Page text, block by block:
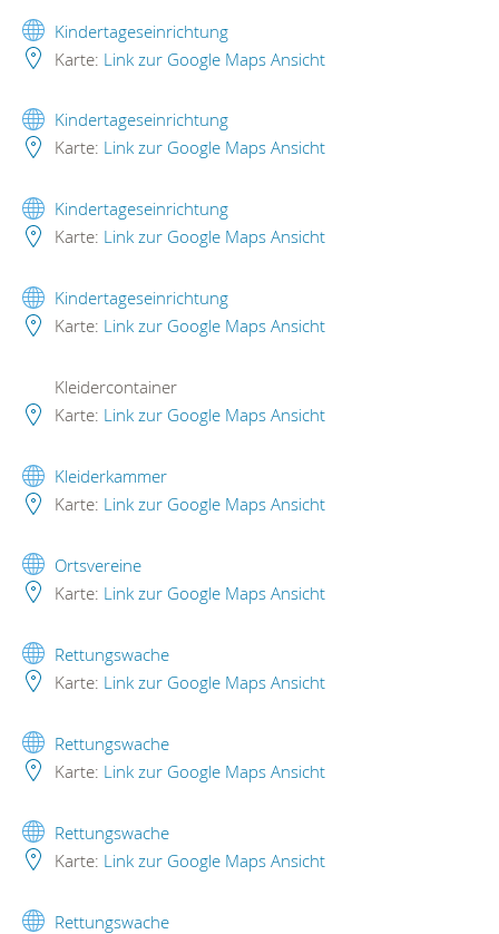
Kindertageseinrichtung
Karte: Link zur Google Maps Ansicht
Kindertageseinrichtung
Karte: Link zur Google Maps Ansicht
Kindertageseinrichtung
Karte: Link zur Google Maps Ansicht
Kindertageseinrichtung
Karte: Link zur Google Maps Ansicht
Kleidercontainer
Karte: Link zur Google Maps Ansicht
Kleiderkammer
Karte: Link zur Google Maps Ansicht
Ortsvereine
Karte: Link zur Google Maps Ansicht
Rettungswache
Karte: Link zur Google Maps Ansicht
Rettungswache
Karte: Link zur Google Maps Ansicht
Rettungswache
Karte: Link zur Google Maps Ansicht
Rettungswache